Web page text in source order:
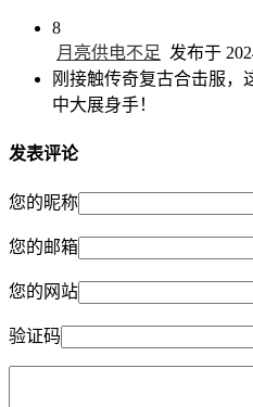
8
月亮供电不足
发布于
刚接触传奇复古合击服，
中大展身手！
发表评论
您的昵称
您的邮箱
您的网站
验证码